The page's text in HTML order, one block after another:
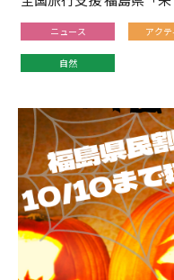
ニュース アクテ
自然